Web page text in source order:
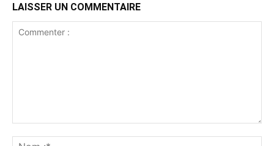
LAISSER UN COMMENTAIRE